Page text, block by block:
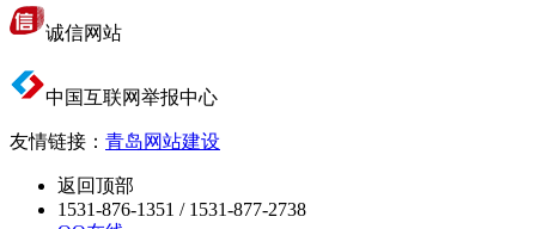
诚信网站
中国互联网举报中心
友情链接： 青岛网站建设
返回顶部
1531-876-1351 / 1531-877-2738